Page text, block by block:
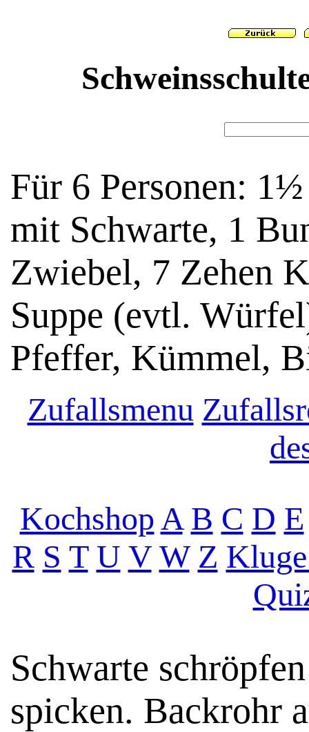
Für 6 Personen:
mit Schwarte, 1
Zwiebel, 7 Zehen
Suppe (evtl.
Pfeffer, Kümmel,
Zufallsmenu
KochshopA B C D E
R S T U V W Z
Schwarte
spicken. Backrohr